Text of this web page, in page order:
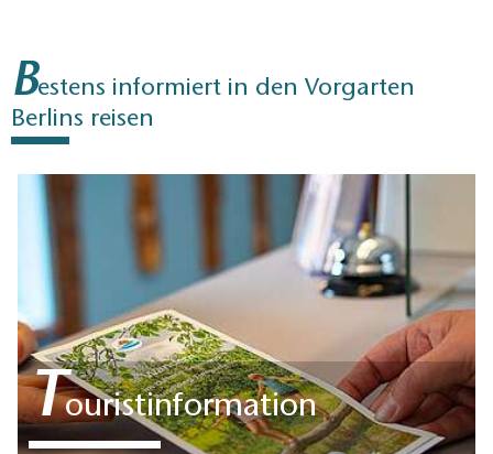
Bestens informiert in den Vorgarten
Berlins reisen
Touristinformation